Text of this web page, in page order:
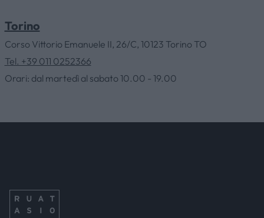
Torino
Corso Vittorio Emanuele II, 26/C, 10123 Torino TO
Tel. +39 011 0252366
Orari: dal martedì al sabato 10.00 - 19.00